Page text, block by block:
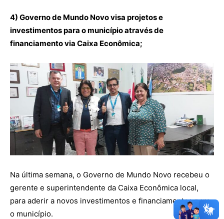
European Commission |
4) Governo de Mundo Novo visa projetos e
investimentos para o município através de
financiamento via Caixa Econômica;
Na última semana, o Governo de Mundo Novo recebeu o
gerente e superintendente da Caixa Econômica local,
para aderir a novos investimentos e financiamentos para
o município.